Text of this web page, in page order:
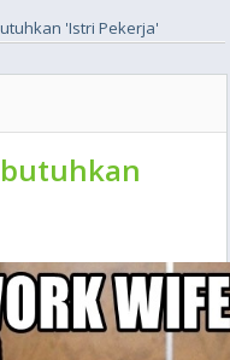
'Istri Pekerja'